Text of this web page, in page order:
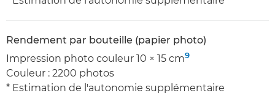
Rendement par bouteille (papier photo)
Impression photo couleur 10 × 15 cm9
Couleur : 2200 photos
* Estimation de l'autonomie supplémentaire